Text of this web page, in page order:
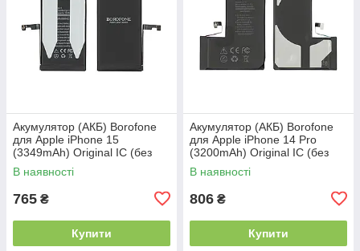
Акумулятор (АКБ) Borofone
для Apple iPhone 15
(3349mAh) Original IC (без
помилки)
В наявності
765 ₴
Купити
Акумулятор (АКБ) Borofone
для Apple iPhone 14 Pro
(3200mAh) Original IC (без
помилки)
В наявності
806 ₴
Купити